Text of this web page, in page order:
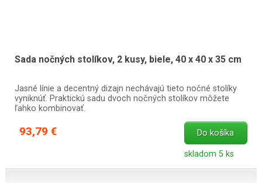
Sada nočných stolíkov, 2 kusy, biele, 40 x 40 x 35 cm
Jasné línie a decentný dizajn nechávajú tieto nočné stolíky
vyniknúť. Praktickú sadu dvoch nočných stolíkov môžete
ľahko kombinovať.
93,79 € Do košíka
skladom 5 ks